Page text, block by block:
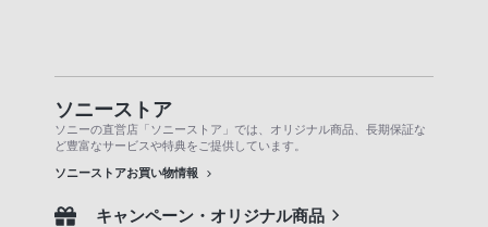
ソニーストア
ソニーの直営店「ソニーストア」では、オリジナル商品、長期保証な
ど豊富なサービスや特典をご提供しています。
ソニーストアお買い物情報
キャンペーン・オリジナル商品